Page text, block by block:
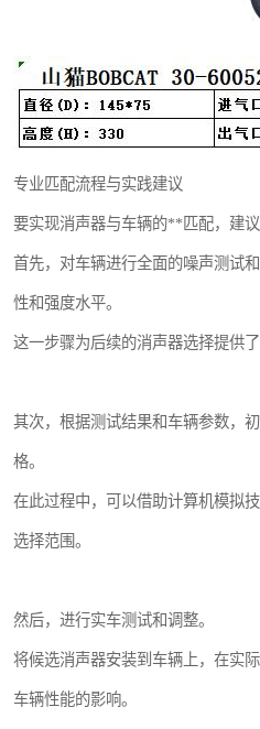
专业匹配流程与实践建议
要实现消声器与车辆的**匹配，建议
首先，对车辆进行全面的噪声测试
性和强度水平。
这一步骤为后续的消声器选择提供了
其次，根据测试结果和车辆参数，
格。
在此过程中，可以借助计算机模拟
选择范围。
然后，进行实车测试和调整。
将候选消声器安装到车辆上，在实
车辆性能的影响。